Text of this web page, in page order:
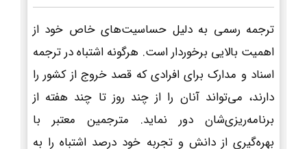
ترجمه رسمی به دلیل حساسیت‌های خاص خود از
اهمیت بالایی برخوردار است. هرگونه اشتباه در ترجمه
اسناد و مدارک برای افرادی که قصد خروج از کشور را
دارند، می‌تواند آنان را از چند روز تا چند هفته از
برنامه‌ریزی‌شان دور نماید. مترجمین معتبر با
بهره‌گیری از دانش و تجربه خود درصد اشتباه را به